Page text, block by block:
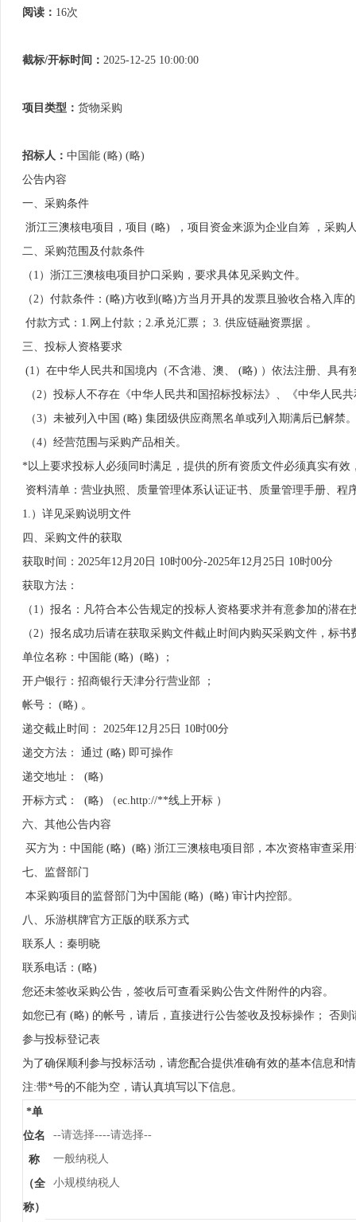
阅读： 16次
截标/开标时间： 2025-12-25 10:00:00
项目类型： 货物采购
招标人： 中国能 (略) (略)
公告内容
一、采购条件
浙江三澳核电项目，项目 (略)  ，项目资金来源为企业自筹 ，采
二、采购范围及付款条件
（1）浙江三澳核电项目护口采购，要求具体见采购文件。
（2）付款条件：(略)方收到(略)方当月开具的发票且验收合格入库
付款方式：1.网上付款；2.承兑汇票； 3. 供应链融资票据 。
三、投标人资格要求
(1）在中华人民共和国境内（不含港、澳、 (略) ）依法注册、具
（2）投标人不存在《中华人民共和国招标投标法》、《中华人民
（3）未被列入中国 (略) 集团级供应商黑名单或列入期满后已解禁。
（4）经营范围与采购产品相关。
*以上要求投标人必须同时满足，提供的所有资质文件必须真实有
资料清单：营业执照、质量管理体系认证证书、质量管理手册、
1.）详见采购说明文件
四、采购文件的获取
获取时间：2025年12月20日 10时00分-2025年12月25日 10时00分
获取方法：
（1）报名：凡符合本公告规定的投标人资格要求并有意参加的潜
（2）报名成功后请在获取采购文件截止时间内购买采购文件，标
单位名称：中国能 (略)  (略) ；
开户银行：招商银行天津分行营业部 ；
帐号： (略) 。
递交截止时间： 2025年12月25日 10时00分
递交方法： 通过 (略) 即可操作
递交地址：  (略)
开标方式：  (略) （ec.http://**线上开标 ）
六、其他公告内容
买方为：中国能 (略)  (略) 浙江三澳核电项目部，本次资格审查采
七、监督部门
本采购项目的监督部门为中国能 (略)  (略) 审计内控部。
八、乐游棋牌官方正版的联系方式
联系人：秦明晓
联系电话：(略)
您还未签收采购公告，签收后可查看采购公告文件附件的内容。
如您已有 (略) 的帐号，请后，直接进行公告签收及投标操作； 否
参与投标登记表
为了确保顺利参与投标活动，请您配合提供准确有效的基本信息和
注:带*号的不能为空，请认真填写以下信息。
*单
位名
称
（全
称）
--请选择----请选择--